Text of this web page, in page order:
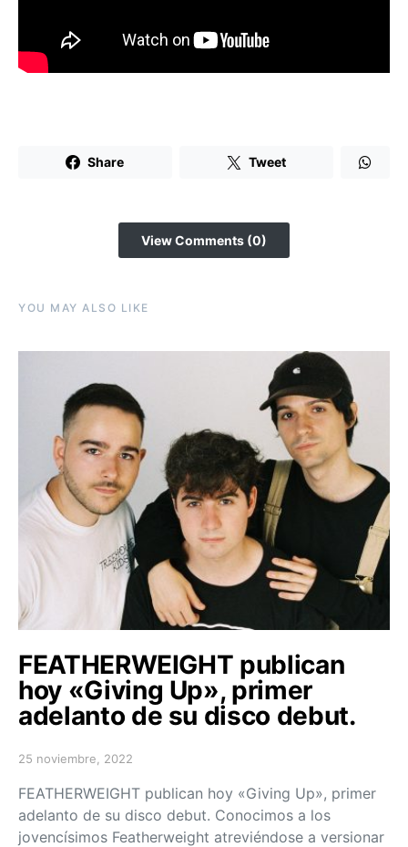
Share Tweet
View Comments (0)
YOU MAY ALSO LIKE
FEATHERWEIGHT publican
hoy «Giving Up», primer
adelanto de su disco debut.
Posted on
25 noviembre, 2022
FEATHERWEIGHT publican hoy «Giving Up», primer
adelanto de su disco debut. Conocimos a los
jovencísimos Featherweight atreviéndose a versionar